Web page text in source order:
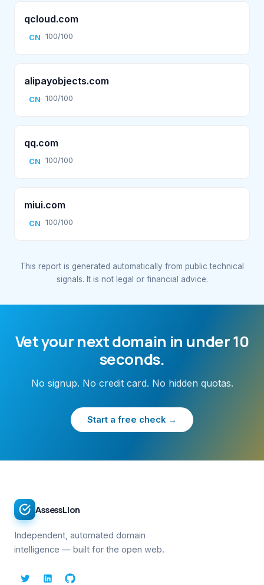
qcloud.com
CN 100/100
alipayobjects.com
CN 100/100
qq.com
CN 100/100
miui.com
CN 100/100
This report is generated automatically from public technical
signals. It is not legal or financial advice.
Vet your next domain in under 10
seconds.
No signup. No credit card. No hidden quotas.
Start a free check →
AssessLion
Independent, automated domain
intelligence — built for the open web.